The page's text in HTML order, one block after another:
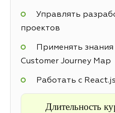
Управлять
проектов
Применять
Customer Journey Map
Работать с
Длительность